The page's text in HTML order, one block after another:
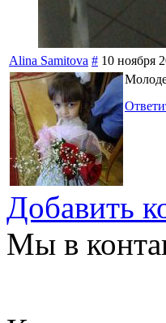
Alina Samitova # 10 ноября
Добавить
Мы в